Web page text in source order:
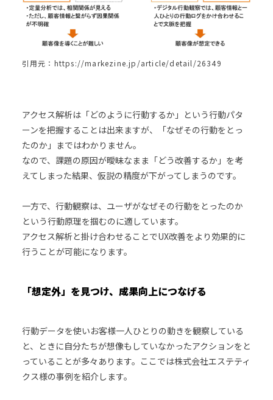
引用元：https://markezine.jp/article/detail/26349
アクセス解析は「どのように行動するか」という行動パタ
ーンを把握することは出来ますが、「なぜその行動をとっ
たのか」まではわかりません。
なので、課題の原因が曖昧なまま「どう改善するか」を考
えてしまった結果、仮説の精度が下がってしまうのです。
一方で、行動観察は、ユーザがなぜその行動をとったのか
という行動原理を掴むのに適しています。
アクセス解析と掛け合わせることでUX改善をより効果的に
行うことが可能になります。
「想定外」を見つけ、成果向上につなげる
行動データを使いお客様一人ひとりの動きを観察している
と、ときに自分たちが想像もしていなかったアクションをと
っていることが多々あります。ここでは株式会社エステティ
クス様の事例を紹介します。